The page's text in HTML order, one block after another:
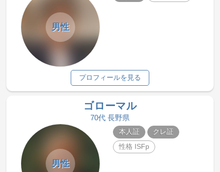
男性
プロフィールを見る
ゴローマル
70代 長野県
男性
本人証
クレ証
性格 ISFp